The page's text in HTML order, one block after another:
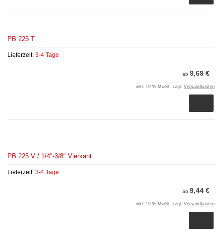
PB 225 T
Lieferzeit: 3-4 Tage
ab 9,69 €
inkl. 19 % MwSt. zzgl. Versandkosten
PB 225 V / 1/4"-3/8" Vierkant
Lieferzeit: 3-4 Tage
ab 9,44 €
inkl. 19 % MwSt. zzgl. Versandkosten